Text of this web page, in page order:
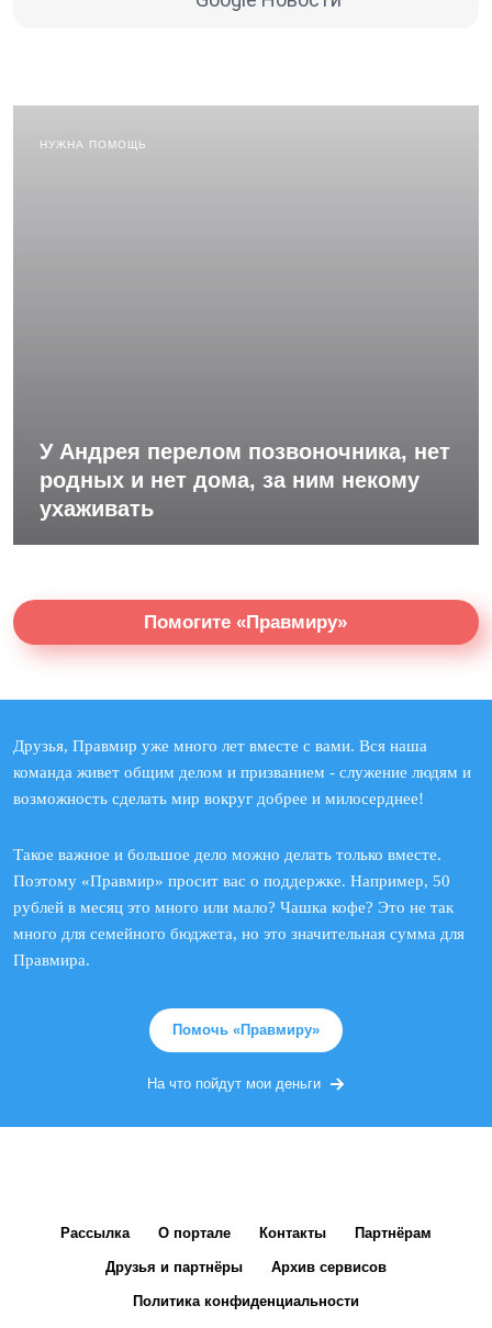
НУЖНА ПОМОЩЬ
У Андрея перелом позвоночника, нет
родных и нет дома, за ним некому
ухаживать
Помогите «Правмиру»
Друзья, Правмир уже много лет вместе с вами. Вся наша
команда живет общим делом и призванием - служение людям и
возможность сделать мир вокруг добрее и милосерднее!
Такое важное и большое дело можно делать только вместе.
Поэтому «Правмир» просит вас о поддержке. Например, 50
рублей в месяц это много или мало? Чашка кофе? Это не так
много для семейного бюджета, но это значительная сумма для
Правмира.
Помочь «Правмиру»
На что пойдут мои деньги
Рассылка О портале Контакты Партнёрам
Друзья и партнёры Архив сервисов
Политика конфиденциальности